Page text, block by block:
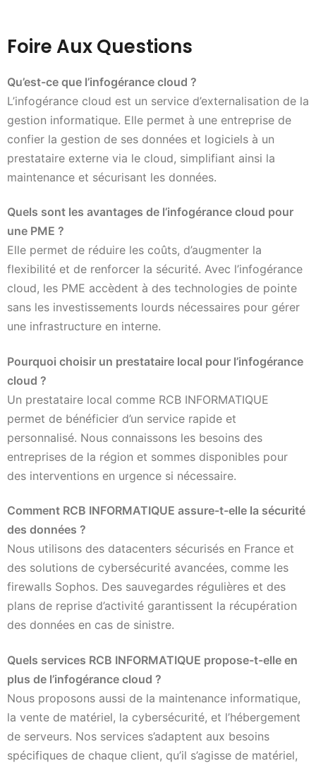
Foire Aux Questions
Qu’est-ce que l’infogérance cloud ?
L’infogérance cloud est un service d’externalisation de la
gestion informatique. Elle permet à une entreprise de
confier la gestion de ses données et logiciels à un
prestataire externe via le cloud, simplifiant ainsi la
maintenance et sécurisant les données.
Quels sont les avantages de l’infogérance cloud pour
une PME ?
Elle permet de réduire les coûts, d’augmenter la
flexibilité et de renforcer la sécurité. Avec l’infogérance
cloud, les PME accèdent à des technologies de pointe
sans les investissements lourds nécessaires pour gérer
une infrastructure en interne.
Pourquoi choisir un prestataire local pour l’infogérance
cloud ?
Un prestataire local comme RCB INFORMATIQUE
permet de bénéficier d’un service rapide et
personnalisé. Nous connaissons les besoins des
entreprises de la région et sommes disponibles pour
des interventions en urgence si nécessaire.
Comment RCB INFORMATIQUE assure-t-elle la sécurité
des données ?
Nous utilisons des datacenters sécurisés en France et
des solutions de cybersécurité avancées, comme les
firewalls Sophos. Des sauvegardes régulières et des
plans de reprise d’activité garantissent la récupération
des données en cas de sinistre.
Quels services RCB INFORMATIQUE propose-t-elle en
plus de l’infogérance cloud ?
Nous proposons aussi de la maintenance informatique,
la vente de matériel, la cybersécurité, et l’hébergement
de serveurs. Nos services s’adaptent aux besoins
spécifiques de chaque client, qu’il s’agisse de matériel,